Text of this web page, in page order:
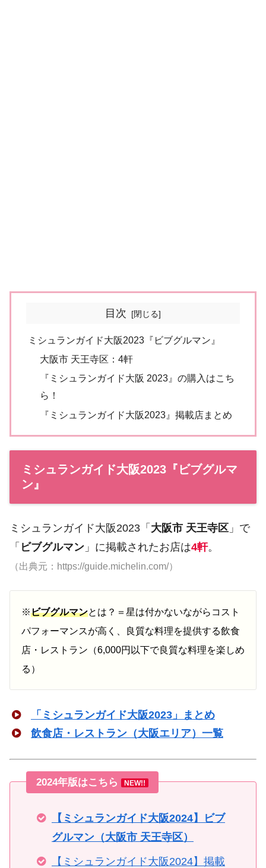
目次
ミシュランガイド大阪2023『ビブグルマン』
大阪市 天王寺区：4軒
『ミシュランガイド大阪 2023』の購入はこち
ら！
『ミシュランガイド大阪2023』掲載店まとめ
ミシュランガイド大阪2023『ビブグルマ
ン』
ミシュランガイド大阪2023「 大阪市 天王寺区 」で
「 ビブグルマン 」に掲載されたお店は4軒。
（出典元：https://guide.michelin.com/）
※ビブグルマンとは？＝星は付かないながらコスト
パフォーマンスが高く、良質な料理を提供する飲食
店・レストラン（6,000円以下で良質な料理を楽しめ
る）
「ミシュランガイド大阪2023」まとめ
飲食店・レストラン（大阪エリア）一覧
2024年版はこちら NEW!!
【ミシュランガイド大阪2024】ビブ
グルマン（大阪市 天王寺区）
【ミシュランガイド大阪2024】掲載